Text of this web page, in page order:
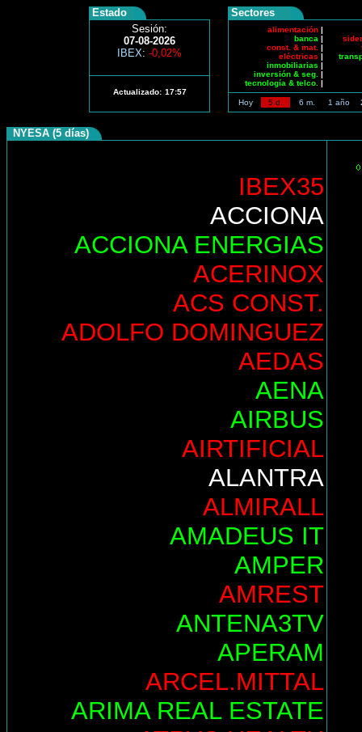
Estado
Sesión:
07-08-2026
IBEX: -0,02%
Actualizado: 17:57
Sectores
alimentación |
banca |
const. & mat. |
eléctricas |
inmobiliarias |
inversión & seg. |
tecnología & telco. |
Hoy 5 d. 6 m. 1 año
NYESA (5 días)
IBEX35
ACCIONA
ACCIONA ENERGIAS
ACERINOX
ACS CONST.
ADOLFO DOMINGUEZ
AEDAS
AENA
AIRBUS
AIRTIFICIAL
ALANTRA
ALMIRALL
AMADEUS IT
AMPER
AMREST
ANTENA3TV
APERAM
ARCEL.MITTAL
ARIMA REAL ESTATE